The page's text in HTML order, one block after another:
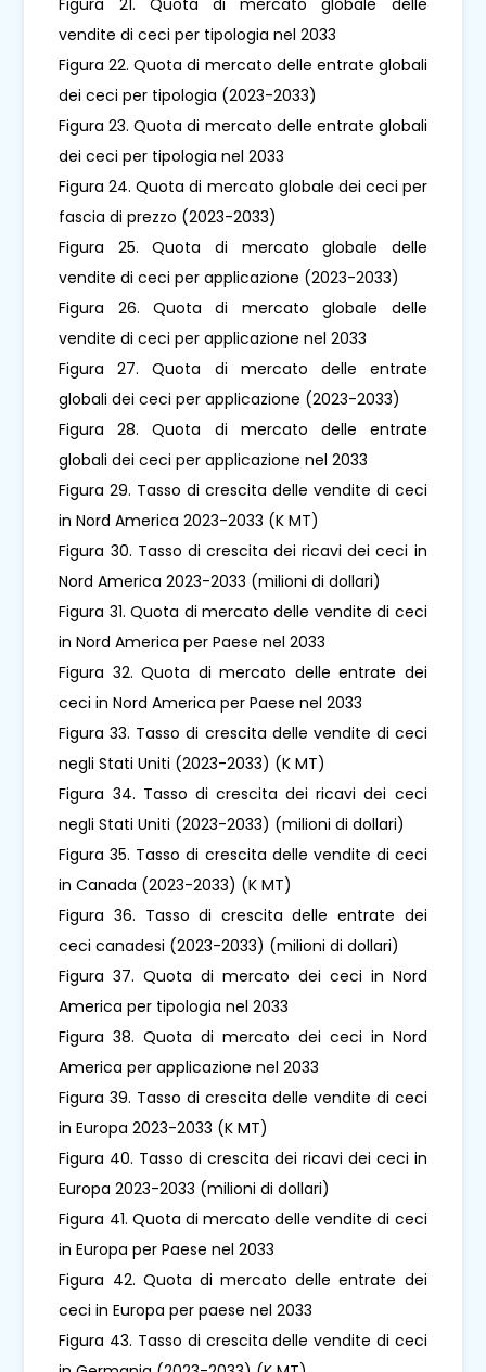
vendite di ceci per tipologia nel 2033
Figura 22. Quota di mercato delle entrate globali
dei ceci per tipologia (2023-2033)
Figura 23. Quota di mercato delle entrate globali
dei ceci per tipologia nel 2033
Figura 24. Quota di mercato globale dei ceci per
fascia di prezzo (2023-2033)
Figura 25. Quota di mercato globale delle
vendite di ceci per applicazione (2023-2033)
Figura 26. Quota di mercato globale delle
vendite di ceci per applicazione nel 2033
Figura 27. Quota di mercato delle entrate
globali dei ceci per applicazione (2023-2033)
Figura 28. Quota di mercato delle entrate
globali dei ceci per applicazione nel 2033
Figura 29. Tasso di crescita delle vendite di ceci
in Nord America 2023-2033 (K MT)
Figura 30. Tasso di crescita dei ricavi dei ceci in
Nord America 2023-2033 (milioni di dollari)
Figura 31. Quota di mercato delle vendite di ceci
in Nord America per Paese nel 2033
Figura 32. Quota di mercato delle entrate dei
ceci in Nord America per Paese nel 2033
Figura 33. Tasso di crescita delle vendite di ceci
negli Stati Uniti (2023-2033) (K MT)
Figura 34. Tasso di crescita dei ricavi dei ceci
negli Stati Uniti (2023-2033) (milioni di dollari)
Figura 35. Tasso di crescita delle vendite di ceci
in Canada (2023-2033) (K MT)
Figura 36. Tasso di crescita delle entrate dei
ceci canadesi (2023-2033) (milioni di dollari)
Figura 37. Quota di mercato dei ceci in Nord
America per tipologia nel 2033
Figura 38. Quota di mercato dei ceci in Nord
America per applicazione nel 2033
Figura 39. Tasso di crescita delle vendite di ceci
in Europa 2023-2033 (K MT)
Figura 40. Tasso di crescita dei ricavi dei ceci in
Europa 2023-2033 (milioni di dollari)
Figura 41. Quota di mercato delle vendite di ceci
in Europa per Paese nel 2033
Figura 42. Quota di mercato delle entrate dei
ceci in Europa per paese nel 2033
Figura 43. Tasso di crescita delle vendite di ceci